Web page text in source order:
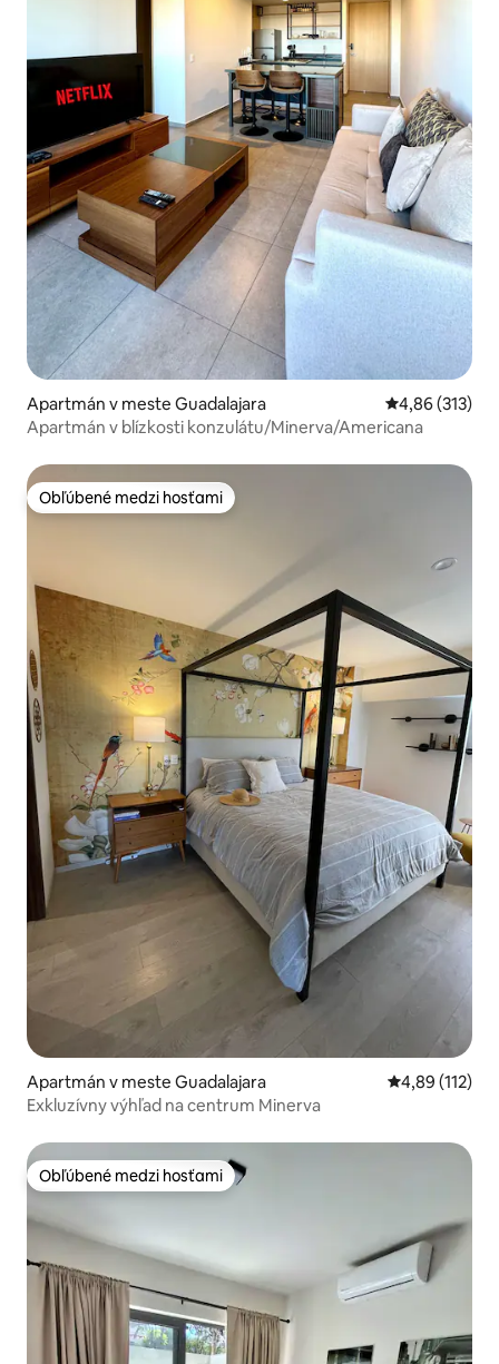
Apartmán v meste Guadalajara Priemerné
4,86 (313)
Apartmán v blízkosti konzulátu/Minerva/Americana
Obľúbené medzi hosťami
Obľúbené medzi hosťami
Apartmán v meste Guadalajara Priemerné
4,89 (112)
Exkluzívny výhľad na centrum Minerva
Obľúbené medzi hosťami
Obľúbené medzi hosťami